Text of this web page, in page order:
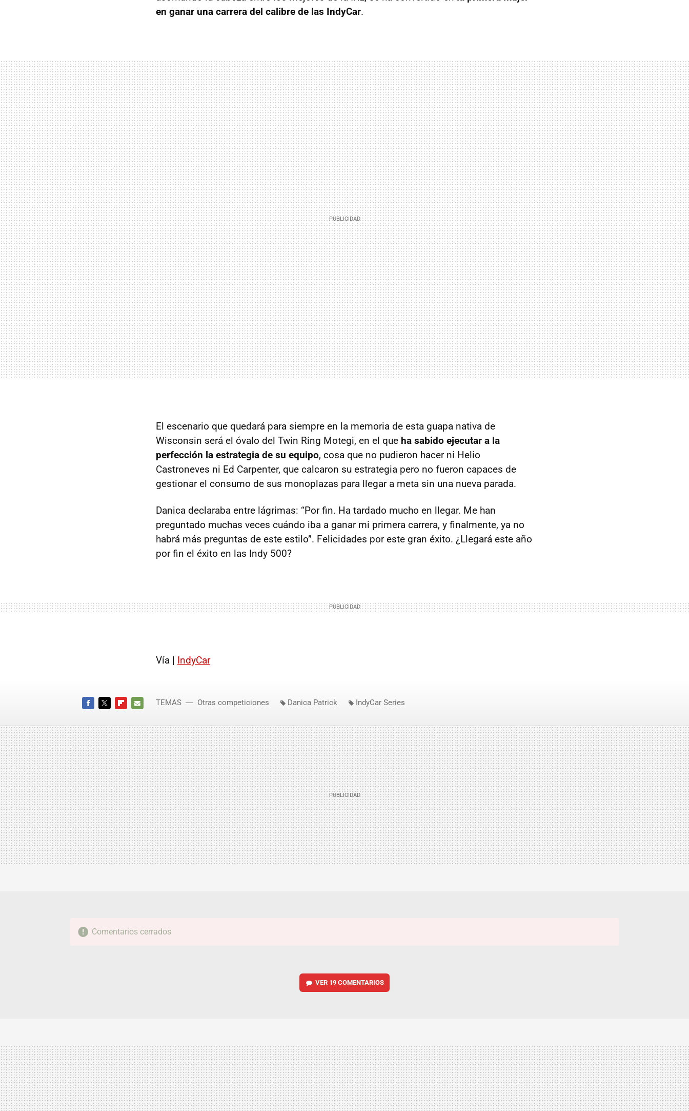
en ganar una carrera del calibre de las IndyCar.
El escenario que quedará para siempre en la memoria de esta guapa nativa de
Wisconsin será el óvalo del Twin Ring Motegi, en el que ha sabido ejecutar a la
perfección la estrategia de su equipo, cosa que no pudieron hacer ni Helio
Castroneves ni Ed Carpenter, que calcaron su estrategia pero no fueron capaces de
gestionar el consumo de sus monoplazas para llegar a meta sin una nueva parada.
Danica declaraba entre lágrimas: “Por fin. Ha tardado mucho en llegar. Me han
preguntado muchas veces cuándo iba a ganar mi primera carrera, y finalmente, ya no
habrá más preguntas de este estilo”. Felicidades por este gran éxito. ¿Llegará este año
por fin el éxito en las Indy 500?
Vía | IndyCar
MAIL
TEMAS Otras competiciones Danica Patrick IndyCar Series
Comentarios cerrados
VER 19 COMENTARIOS